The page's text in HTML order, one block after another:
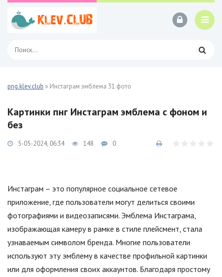
png.klev.club » Инстаграм эмблема 31 фото
Картинки пнг Инстаграм эмблема с фоном и
без
5-05-2024, 06:34 148 0
Инстаграм – это популярное социальное сетевое
приложение, где пользователи могут делиться своими
фотографиями и видеозаписями. Эмблема Инстаграма,
изображающая камеру в рамке в стиле плейсмент, стала
узнаваемым символом бренда. Многие пользователи
используют эту эмблему в качестве профильной картинки
или для оформления своих аккаунтов. Благодаря простому